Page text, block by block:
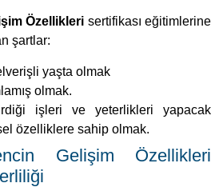
Özellikleri sertifikası eğitimlerine
şartlar:
yaşta olmak
olmak.
işleri ve yeterlikleri yapacak
özelliklere sahip olmak.
Gelişim Özellikleri